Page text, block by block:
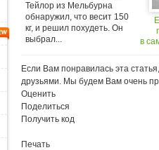
Тейлор из Мельбурна
обнаружил, что весит 150
кг, и решил похудеть. Он
выбрал...
в
Если Вам понравилась эта
друзьями. Мы будем Вам очень
Оценить
Поделиться
Получить код
Печать